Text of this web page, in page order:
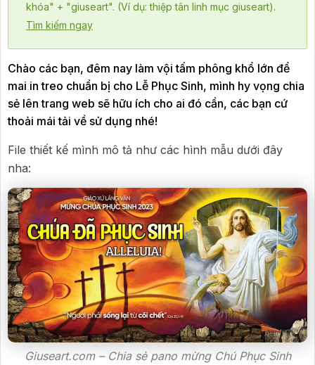
khóa" + "giuseart". (Ví dụ: thiệp tân linh mục giuseart).
Tìm kiếm ngay
Chào các bạn, đêm nay làm vội tấm phông khổ lớn để
mai in treo chuẩn bị cho Lễ Phục Sinh, mình hy vọng chia
sẻ lên trang web sẽ hữu ích cho ai đó cần, các bạn cứ
thoải mái tải về sử dụng nhé!
File thiết kế mình mô tả như các hình mẫu dưới đây
nha:
Giuseart.com – Chia sẻ pano mừng Chú Phục Sinh